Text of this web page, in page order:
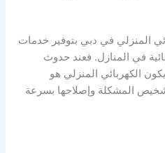
المنزلي في دبي بتوفير خدمات
في المنازل. فعند حدوث
الكهربائي المنزلي هو
المشكلة وإصلاحها بسرعة